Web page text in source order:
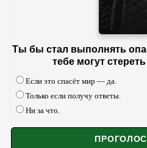
Ты бы стал выполнять
тебе могут
Если это спасёт мир — да.
Только если получу ответы.
Ни за что.